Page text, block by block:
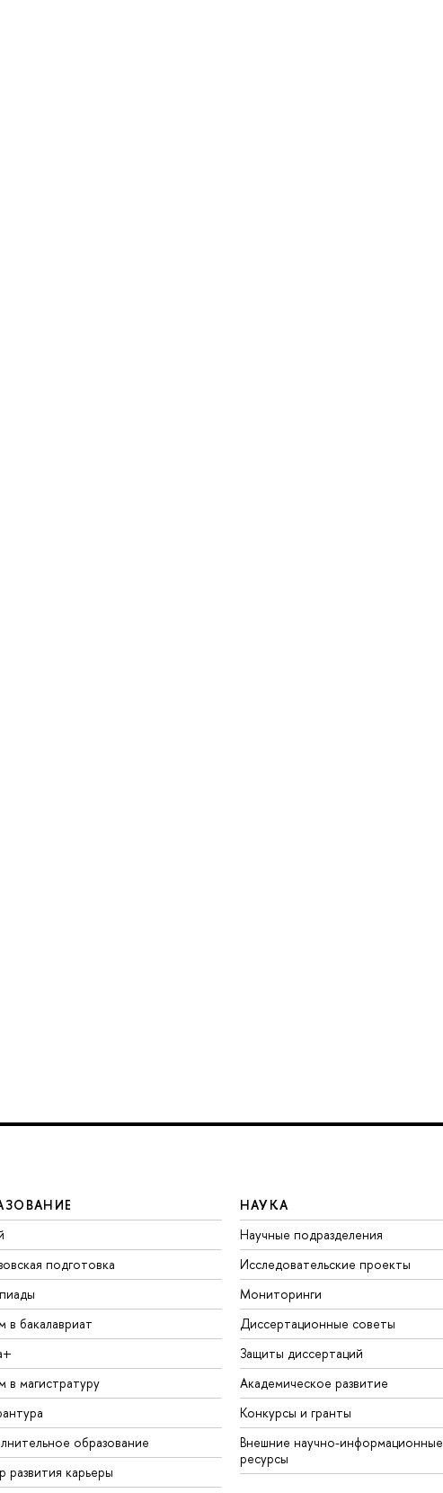
подготовка
в бакалавриат
в магистратуру
образование
развития карьеры
НАУКА
Научные подразделения
Исследовательские проекты
Мониторинги
Диссертационные советы
Защиты диссертаций
Академическое развитие
Конкурсы и гранты
Внешние научно-информационные
ресурсы